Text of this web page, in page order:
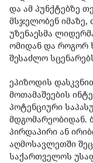
და ამ პუნქტებზე
მსჯელობენ იმაზე,
უზენაესმა
ომიდან და როგორ
შესაძლო
ეპიზოდის
მოთამაშეების
პოტენციური
მდგომარეობიდან.
პირდაპირი ან
აღმოსავლეთში
საქართველოს